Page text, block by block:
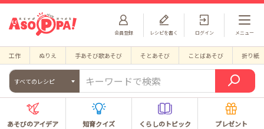
会員登録 ログイン
レシピを書く メニュー
工作 ぬりえ 手あそび歌あそび そとあそび ことばあそび 折り紙
すべてのレシピ
あそびのアイデア 知育クイズ くらしのトピック プレゼント